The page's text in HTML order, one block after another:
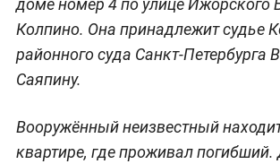
доме номер 4 по улице Ижорского
Колпино. Она принадлежит судье
районного суда Санкт-Петербурга
Саяпину.
Вооружённый неизвестный
квартире, где проживал погибший.